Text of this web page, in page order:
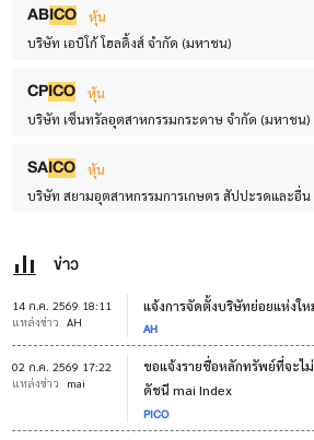
ABICO
หุ้น
บริษัท เอบิโก้ โฮลดิ้งส์ จำกัด (มหาชน)
CPICO
หุ้น
บริษัท เซ็นทรัลอุตสาหกรรมกระดาษ จำกัด (มหาชน)
SAICO
หุ้น
บริษัท สยามอุตสาหกรรมการเกษตร สัปปะรดและอื่
ข่าว
14 ก.ค. 2569 18:11
แหล่งข่าว
AH
แจ้งการจัดตั้งบริษัทย่อยแห่งให
AH
02 ก.ค. 2569 17:22
แหล่งข่าว
mai
ขอแจ้งรายชื่อหลักทรัพย์ที่จะไ
ดัชนี mai Index
PICO